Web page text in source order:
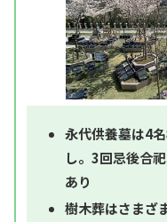
永代供養墓は4
し。3回忌後合
あり
樹木葬はさまざ